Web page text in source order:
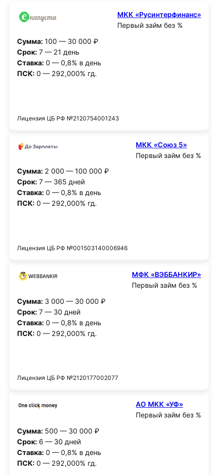
МКК «Русинтерфинанс»
Первый займ без %
Сумма:100 — 30 000 ₽
Срок:7 — 21 день
Ставка:0 — 0,8% в день
ПСК:0 — 292,000% гд.
Лицензия ЦБ РФ №2120754001243
МКК «Союз 5»
Первый займ без %
Сумма:2 000 — 100 000 ₽
Срок:7 — 365 дней
Ставка:0 — 0,8% в день
ПСК:0 — 292,000% гд.
Лицензия ЦБ РФ №001503140006946
МФК «ВЭББАНКИР»
Первый займ без %
Сумма:3 000 — 30 000 ₽
Срок:7 — 30 дней
Ставка:0 — 0,8% в день
ПСК:0 — 292,000% гд.
Лицензия ЦБ РФ №2120177002077
АО МКК «УФ»
Первый займ без %
Сумма:500 — 30 000 ₽
Срок:6 — 30 дней
Ставка:0 — 0,8% в день
ПСК:0 — 292,000% гд.